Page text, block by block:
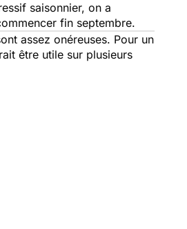
saisonnier, on a
fin septembre.
assez onéreuses. Pour un
être utile sur plusieurs